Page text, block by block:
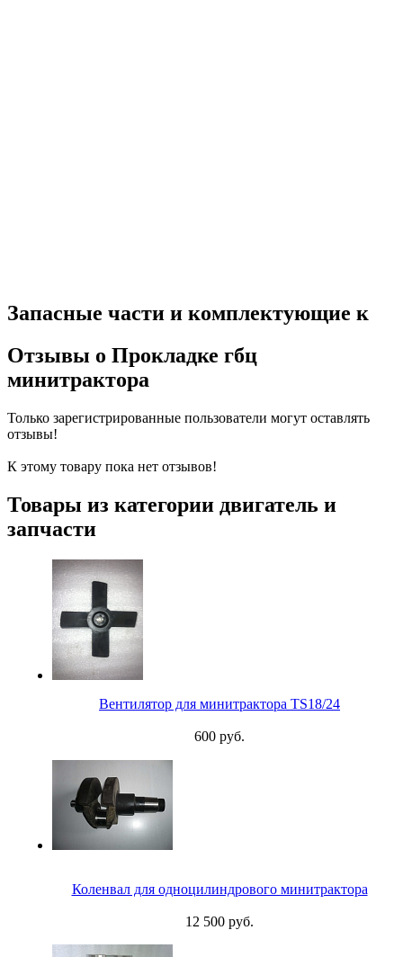
Запасные части и комплектующие к
Отзывы о Прокладке гбц
минитрактора
Только зарегистрированные пользователи могут оставлять
отзывы!
К этому товару пока нет отзывов!
Товары из категории двигатель и
запчасти
Вентилятор для минитрактора TS18/24
600 руб.
Коленвал для одноцилиндрового минитрактора
12 500 руб.